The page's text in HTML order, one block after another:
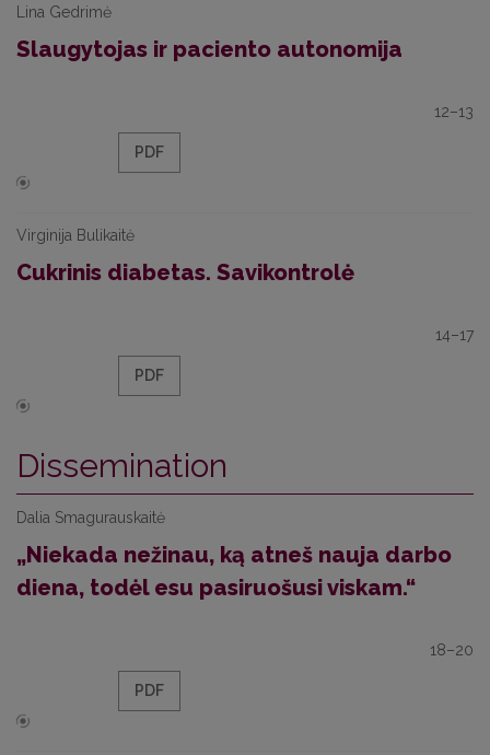
Lina Gedrimė
Slaugytojas ir paciento autonomija
12–13
PDF
Virginija Bulikaitė
Cukrinis diabetas. Savikontrolė
14–17
PDF
Dissemination
Dalia Smagurauskaitė
„Niekada nežinau, ką atneš nauja darbo
diena, todėl esu pasiruošusi viskam.“
18–20
PDF